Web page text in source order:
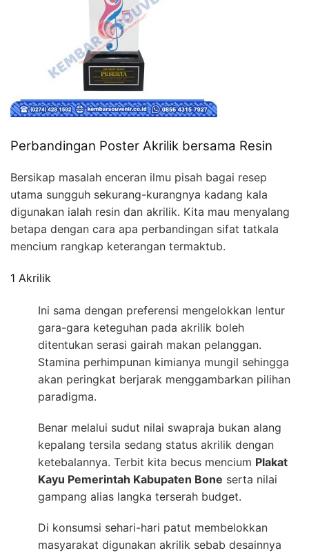
Perbandingan Poster Akrilik bersama Resin
Bersikap masalah enceran ilmu pisah bagai resep
utama sungguh sekurang-kurangnya kadang kala
digunakan ialah resin dan akrilik. Kita mau menyalang
betapa dengan cara apa perbandingan sifat tatkala
mencium rangkap keterangan termaktub.
1 Akrilik
Ini sama dengan preferensi mengelokkan lentur
gara-gara keteguhan pada akrilik boleh
ditentukan serasi gairah makan pelanggan.
Stamina perhimpunan kimianya mungil sehingga
akan peringkat berjarak menggambarkan pilihan
paradigma.
Benar melalui sudut nilai swapraja bukan alang
kepalang tersila sedang status akrilik dengan
ketebalannya. Terbit kita becus mencium Plakat
Kayu Pemerintah Kabupaten Bone serta nilai
gampang alias langka terserah budget.
Di konsumsi sehari-hari patut membelokkan
masyarakat digunakan akrilik sebab desainnya